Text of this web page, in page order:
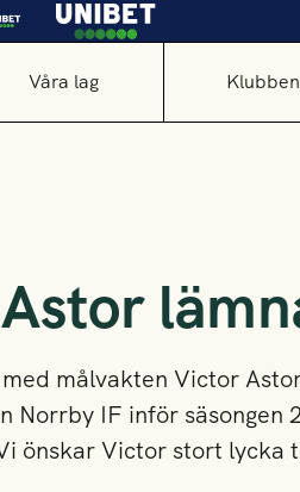
Våra lag Klubben
med målvakten Victor
Norrby IF inför säsongen
önskar Victor stort